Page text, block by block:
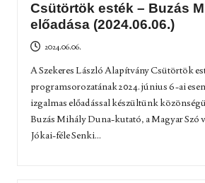
Csütörtök esték – Buzás
előadása (2024.06.06.)
2024.06.06.
A Szekeres László Alapítvány Csütörtök
programsorozatának 2024. június 6-ai
izgalmas előadással készültünk
Buzás Mihály Duna-kutató, a Magyar Szó
Jókai-féle Senki...